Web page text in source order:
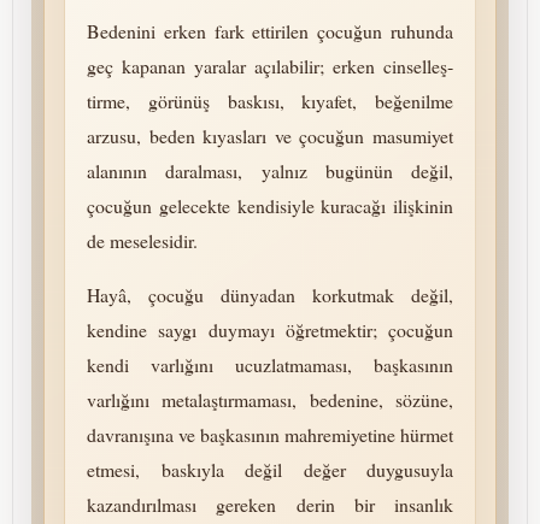
Bedenini erken fark ettirilen çocuğun ruhunda
geç kapanan yaralar açılabilir; erken cin­sel­leş­
tirme, görünüş baskısı, kıyafet, beğenilme
arzusu, beden kıyasları ve çocuğun masumiyet
alanının daralması, yalnız bugünün değil,
çocuğun gelecekte kendisiyle kuracağı ilişkinin
de meselesidir.
Hayâ, çocuğu dünyadan korkutmak değil,
kendine saygı duymayı öğretmektir; çocuğun
kendi varlığını ucuzlatmaması, başkasının
varlığını me­ta­laş­tır­maması, bedenine, sözüne,
davranışına ve başkasının mah­remiyetine hürmet
etmesi, baskıyla değil değer duygusuyla
kazandırılması gereken derin bir insanlık